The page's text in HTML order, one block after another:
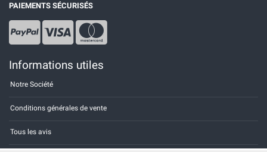
PAIEMENTS SÉCURISÉS
Informations utiles
Notre Société
Conditions générales de vente
Tous les avis